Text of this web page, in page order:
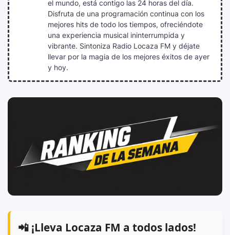
el mundo, está contigo las 24 horas del día.
Disfruta de una programación continua con los
mejores hits de todo los tiempos, ofreciéndote
una experiencia musical ininterrumpida y
vibrante. Sintoniza Radio Locaza FM y déjate
llevar por la magia de los mejores éxitos de ayer
y hoy.
📲 ¡Lleva Locaza FM a todos lados!